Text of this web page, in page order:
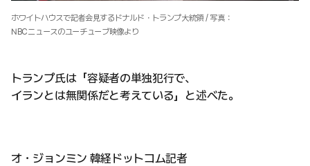
ホワイトハウスで記者会見するドナルド・トランプ大統領 / 写真：
NBCニュースのユーチューブ映像より
トランプ氏は「容疑者の単独犯行で、
イランとは無関係だと考えている」と述べた。
オ・ジョンミン 韓経ドットコム記者